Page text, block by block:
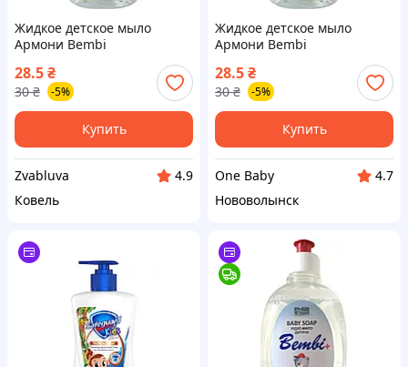
Жидкое детское мыло
Армони Bembi
запаска 330 мл
28.5₴
30 ₴ -5%
Купить
Zvabluva
4.9
Ковель
Жидкое детское мыло
Армони Bembi
запаска 330 мл
28.5₴
30 ₴ -5%
Купить
One Baby
4.7
Нововолынск